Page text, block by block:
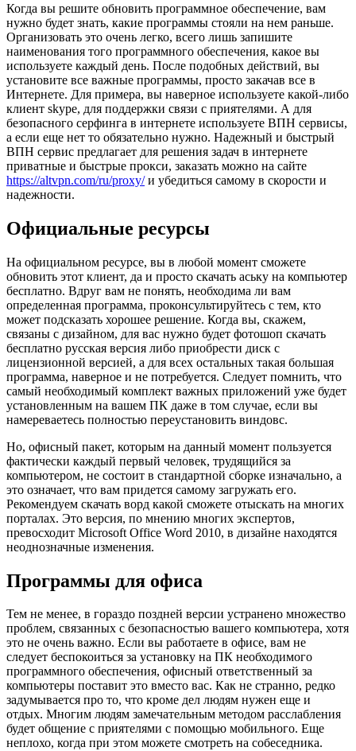
Когда вы решите обновить программное обеспечение, вам
нужно будет знать, какие программы стояли на нем раньше.
Организовать это очень легко, всего лишь запишите
наименования того программного обеспечения, какое вы
используете каждый день. После подобных действий, вы
установите все важные программы, просто закачав все в
Интернете. Для примера, вы наверное используете какой-либо
клиент skype, для поддержки связи с приятелями. А для
безопасного серфинга в интернете используете ВПН сервисы,
а если еще нет то обязательно нужно. Надежный и быстрый
ВПН сервис предлагает для решения задач в интернете
приватные и быстрые прокси, заказать можно на сайте
https://altvpn.com/ru/proxy/и убедиться самому в скорости и
надежности.
Официальные ресурсы
На официальном ресурсе, вы в любой момент сможете
обновить этот клиент, да и просто скачать аську на компьютер
бесплатно. Вдруг вам не понять, необходима ли вам
определенная программа, проконсультируйтесь с тем, кто
может подсказать хорошее решение. Когда вы, скажем,
связаны с дизайном, для вас нужно будет фотошоп скачать
бесплатно русская версия либо приобрести диск с
лицензионной версией, а для всех остальных такая большая
программа, наверное и не потребуется. Следует помнить, что
самый необходимый комплект важных приложений уже будет
установленным на вашем ПК даже в том случае, если вы
намереваетесь полностью переустановить виндовс.
Но, офисный пакет, которым на данный момент пользуется
фактически каждый первый человек, трудящийся за
компьютером, не состоит в стандартной сборке изначально, а
это означает, что вам придется самому загружать его.
Рекомендуем скачать ворд какой сможете отыскать на многих
порталах. Это версия, по мнению многих экспертов,
превосходит Microsoft Office Word 2010, в дизайне находятся
неоднозначные изменения.
Программы для офиса
Тем не менее, в гораздо поздней версии устранено множество
проблем, связанных с безопасностью вашего компьютера, хотя
это не очень важно. Если вы работаете в офисе, вам не
следует беспокоиться за установку на ПК необходимого
программного обеспечения, офисный ответственный за
компьютеры поставит это вместо вас. Как не странно, редко
задумывается про то, что кроме дел людям нужен еще и
отдых. Многим людям замечательным методом расслабления
будет общение с приятелями с помощью мобильного. Еще
неплохо, когда при этом можете смотреть на собеседника.